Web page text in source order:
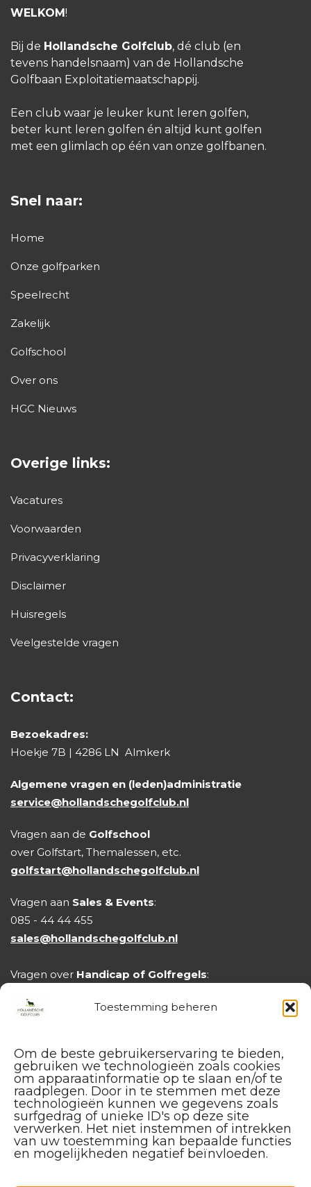
Toestemming beheren
Om de beste gebruikerservaring te bieden,
gebruiken we technologieën zoals cookies
om apparaatinformatie op te slaan en/of te
raadplegen. Door in te stemmen met deze
technologieën kunnen we gegevens zoals
surfgedrag of unieke ID's op deze site
verwerken. Het niet instemmen of intrekken
van uw toestemming kan bepaalde functies
en mogelijkheden negatief beïnvloeden.
WELKOM!
Bij de Hollandsche Golfclub, dé club (en
tevens handelsnaam) van de Hollandsche
Golfbaan Exploitatiemaatschappij.
Een club waar je leuker kunt leren golfen,
beter kunt leren golfen én altijd kunt golfen
met een glimlach op één van onze golfbanen.
Snel naar:
Home
Onze golfparken
Speelrecht
Zakelijk
Golfschool
Over ons
HGC Nieuws
Overige links:
Vacatures
Voorwaarden
Privacyverklaring
Disclaimer
Huisregels
Veelgestelde vragen
Contact:
Bezoekadres:
Hoekje 7B | 4286 LN Almkerk
Algemene vragen en (leden)administratie
service@hollandschegolfclub.nl
Vragen aan de Golfschool
over Golfstart, Themalessen, etc.
golfstart@hollandschegolfclub.nl
Vragen aan Sales & Events:
085 - 44 44 455
sales@hollandschegolfclub.nl
Vragen over Handicap of Golfregels: